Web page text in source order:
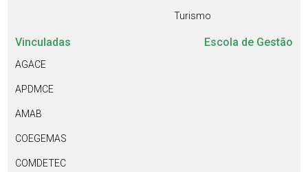
Turismo
Vinculadas
AGACE
APDMCE
AMAB
COEGEMAS
COMDETEC
Escola de Gestão